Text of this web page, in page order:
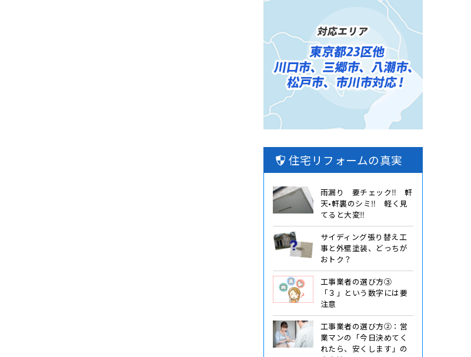
住宅リフォームの真実
雨漏り 要チェック‼️ 軒
天•軒裏のシミ‼️ 軽く見
てると大変‼️
サイディング張り替え工
事と外壁塗装、どっちが
おトク？
工事業者の選び方③
「３」という数字には要
注意
工事業者の選び方②：営
業マンの「今日決めてく
れたら、安くします」の